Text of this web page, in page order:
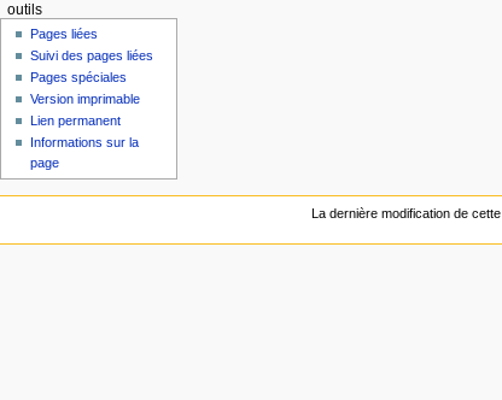
outils
Pages liées
Suivi des pages liées
Pages spéciales
Version imprimable
Lien permanent
Informations sur la
page
La dernière modification de